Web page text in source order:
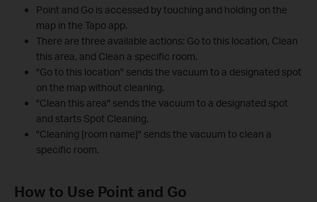
Point and Go is accessed by touching and holding on the
map in the Tapo app.
There are three available actions: Go to this location, Clean
this area, and Clean a specific room.
"Go to this location" sends the vacuum to a designated spot
on the map without cleaning.
"Clean this area" sends the vacuum to a designated spot
and starts Spot Cleaning.
"Cleaning [room name]" sends the vacuum to clean a
specific room.
How to Use Point and Go